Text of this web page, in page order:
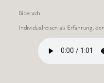
Biberach
Individualreisen als Erfahrung,